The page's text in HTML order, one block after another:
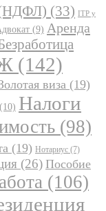
(33) ITP y
(9) Аренда
(142)
виза (19)
(10) Налоги
(98)
(19) Нотариус (7)
(26) Пособие
(106)